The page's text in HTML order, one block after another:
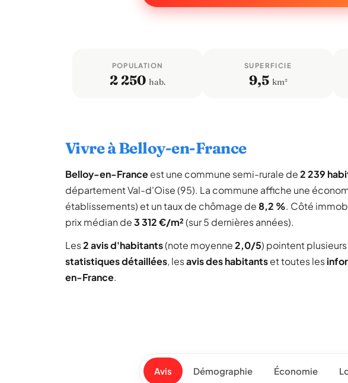
POPULATION
2 250 hab.
SUPERFICIE
9,5 km²
Vivre à Belloy-en-France
Belloy-en-Franceest une commune semi-rurale de2 239
département Val-d'Oise (95). La commune affiche une
établissements) et un taux de chômage de8,2 %. Côté
prix médian de3 312 €/m²(sur 5 dernières années).
Les2 avis d'habitants(note moyenne2,0/5) pointent
statistiques détaillées, lesavis des habitantset toutes les
en-France.
Avis Démographie Économie